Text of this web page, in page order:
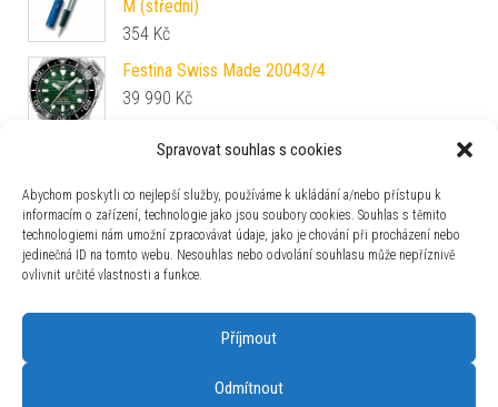
Spravovat souhlas s cookies
Abychom poskytli co nejlepší služby, používáme k ukládání a/nebo přístupu k
informacím o zařízení, technologie jako jsou soubory cookies. Souhlas s těmito
technologiemi nám umožní zpracovávat údaje, jako je chování při procházení nebo
jedinečná ID na tomto webu. Nesouhlas nebo odvolání souhlasu může nepříznivě
ovlivnit určité vlastnosti a funkce.
Příjmout
Odmítnout
M (střední)
354 Kč
Festina Swiss Made 20043/4
39 990 Kč
Tissot Le Locle Automatic T006.407.11.053.00
19 360
Kč
Maurice Lacroix Fiaba Moonphase FA1084-
PVP13-150-1